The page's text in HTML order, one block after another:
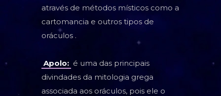
através de métodos místicos como a
cartomancia e outros tipos de
oráculos .
Apolo: é uma das principais
divindades da mitologia grega
associada aos oráculos, pois ele o